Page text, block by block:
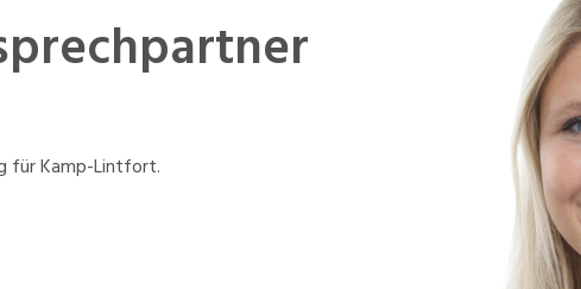
für Kamp-Lintfort.